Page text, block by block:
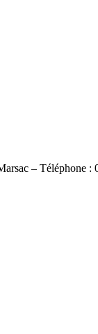
– Téléphone :